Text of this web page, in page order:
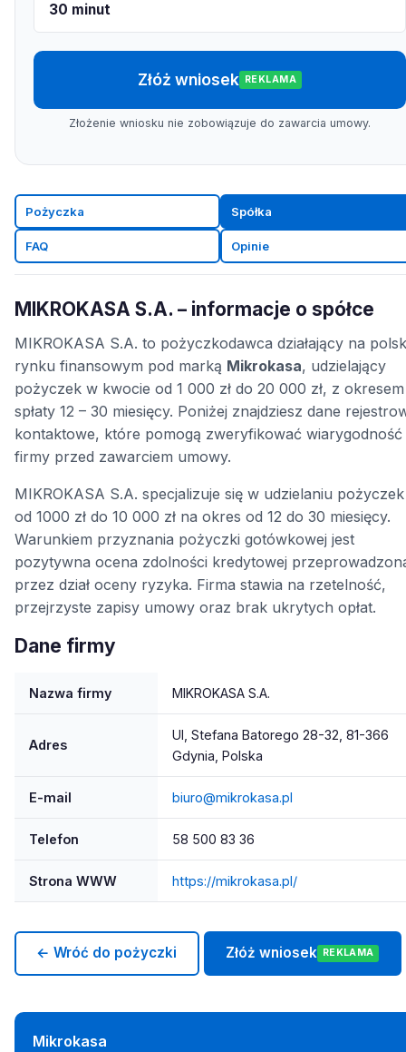
30 minut
Złóż wniosek REKLAMA
Złożenie wniosku nie zobowiązuje do zawarcia umowy.
Pożyczka Spółka
FAQ Opinie
MIKROKASA S.A. – informacje o spółce
MIKROKASA S.A. to pożyczkodawca działający na
rynku finansowym pod marką Mikrokasa, udzielający
pożyczek w kwocie od 1 000 zł do 20 000 zł, z okresem
spłaty 12 – 30 miesięcy. Poniżej znajdziesz dane
kontaktowe, które pomogą zweryfikować wiarygodność
firmy przed zawarciem umowy.
MIKROKASA S.A. specjalizuje się w udzielaniu pożyczek
od 1000 zł do 10 000 zł na okres od 12 do 30 miesięcy.
Warunkiem przyznania pożyczki gotówkowej jest
pozytywna ocena zdolności kredytowej
przez dział oceny ryzyka. Firma stawia na rzetelność,
przejrzyste zapisy umowy oraz brak ukrytych opłat.
Dane firmy
Nazwa firmy MIKROKASA S.A.
Adres
Ul, Stefana Batorego 28-32, 81-366
Gdynia, Polska
E-mail biuro@mikrokasa.pl
Telefon 58 500 83 36
Strona WWW https://mikrokasa.pl/
← Wróć do pożyczki Złóż wniosek REKLAMA
Mikrokasa